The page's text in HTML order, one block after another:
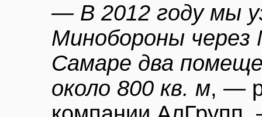
— В 2012 году мы
Минобороны
Самаре два
около 800 кв. м, —